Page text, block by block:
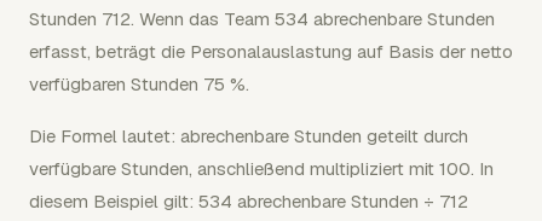
Stunden 712. Wenn das Team 534 abrechenbare Stunden
erfasst, beträgt die Personalauslastung auf Basis der netto
verfügbaren Stunden 75 %.
Die Formel lautet: abrechenbare Stunden geteilt durch
verfügbare Stunden, anschließend multipliziert mit 100. In
diesem Beispiel gilt: 534 abrechenbare Stunden ÷ 712